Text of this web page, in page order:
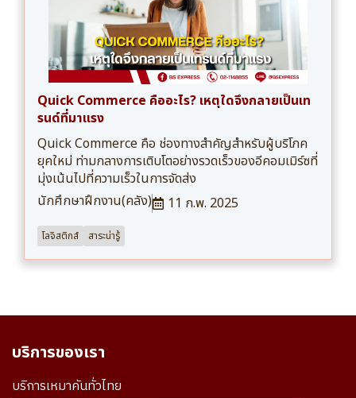
Quick Commerce คืออะไร? เหตุใดจึงกลายเป็นเท
รนด์ที่มาแรง
Quick Commerce คือ ช่องทางสำคัญสำหรับผู้บริโภค
ยุคใหม่ ท่ามกลางการเติบโตอย่างรวดเร็วของอีคอมเมิร์ซที่
มุ่งเน้นไปที่ความเร็วในการจัดส่ง
นักศึกษาฝึกงาน(คลัง)
11 ก.พ. 2025
โลจิสติกส์ สาระน่ารู้
บริการของเรา
บริการเหมาคันทั่วไทย